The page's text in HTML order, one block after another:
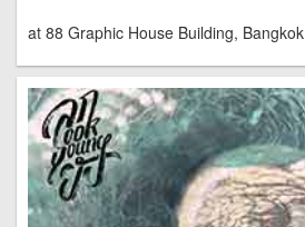
at 88 Graphic House Building, Bangkok